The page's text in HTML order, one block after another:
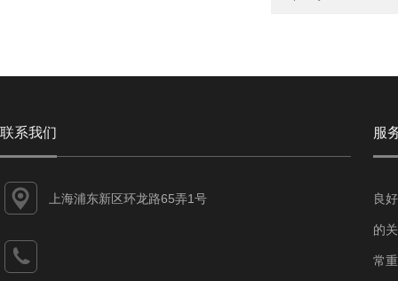
联系我们
上海浦东新区环龙路65弄1号
服
良
的
常